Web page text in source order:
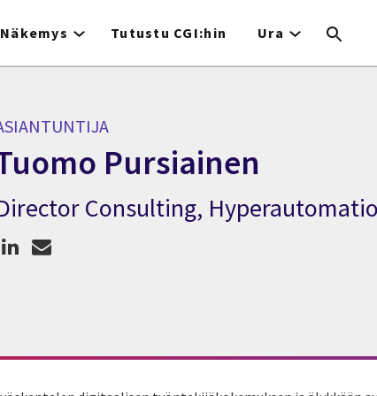
Näkemys Tutustu CGI:hin Ura
Pursiainen
Tuomo Pursiainen
Consulting,